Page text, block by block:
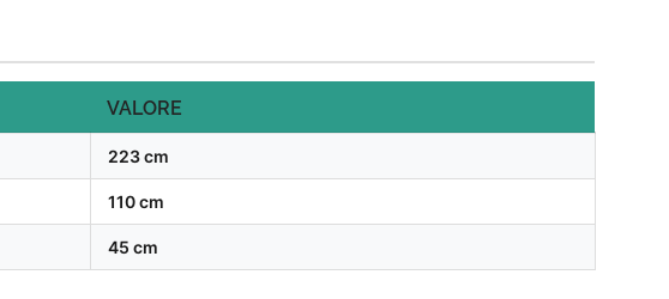
VALORE
223 cm
110 cm
45 cm